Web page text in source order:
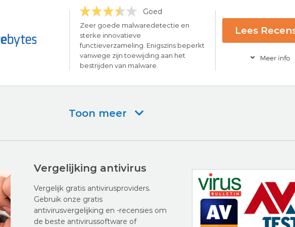
30 dagen-geld-terug-garantie
Kaspersky Beoordeling
Bezoek nu
Goed
Zeer goede malwaredetectie en
sterke innovatieve
functieverzameling. Enigszins beperkt
vanwege zijn toewijding aan het
bestrijden van malware.
Lees
AV-Test Certified
Toon meer
Vergelijking antivirus
Vergelijk gratis antivirusproviders.
Gebruik onze gratis
antivirusvergelijking en -recensies om
de beste antivirussoftware of